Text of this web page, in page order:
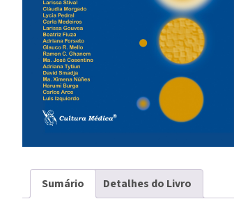
Sumário Detalhes do Livro